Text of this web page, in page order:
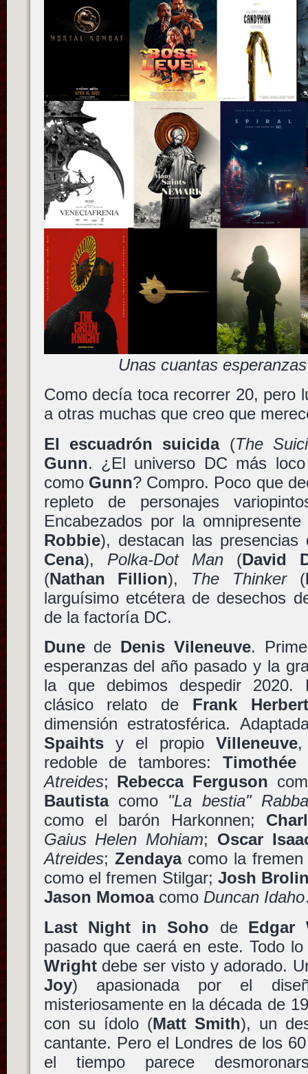
Unas cuantas
Como decía toca recorrer 20, pero
a otras muchas que creo que
El escuadrón suicida(The
Gunn. ¿El universo DC más
como Gunn? Compro. Poco que
repleto de personajes
Encabezados por la
Robbie), destacan las
Cena), Polka-Dot Man(David
(Nathan Fillion), The Thinker(
larguísimo etcétera de desechos
de la factoría DC.
Dunede Denis Vileneuve.
esperanzas del año pasado y la
la que debimos despedir 2020.
clásico relato de Frank Herbert
dimensión estratosférica.
Spaihtsy el propioVilleneuve,
redoble de tambores: Timothée
Atreides; Rebecca Ferguson
Bautistacomo "La bestia"
como el barón Harkonnen;
Gaius Helen Mohiam; Oscar
Atreides; Zendayacomo la
como el fremen Stilgar;Josh
Jason Momoacomo Duncan Idaho
Last Night in Soho de Edgar
pasado que caerá en este. Todo
Wrightdebe ser visto y adorado.
Joy) apasionada por el
misteriosamente en la década de
con su ídolo (Matt Smith), un
cantante. Pero el Londres de los
el tiempo parece